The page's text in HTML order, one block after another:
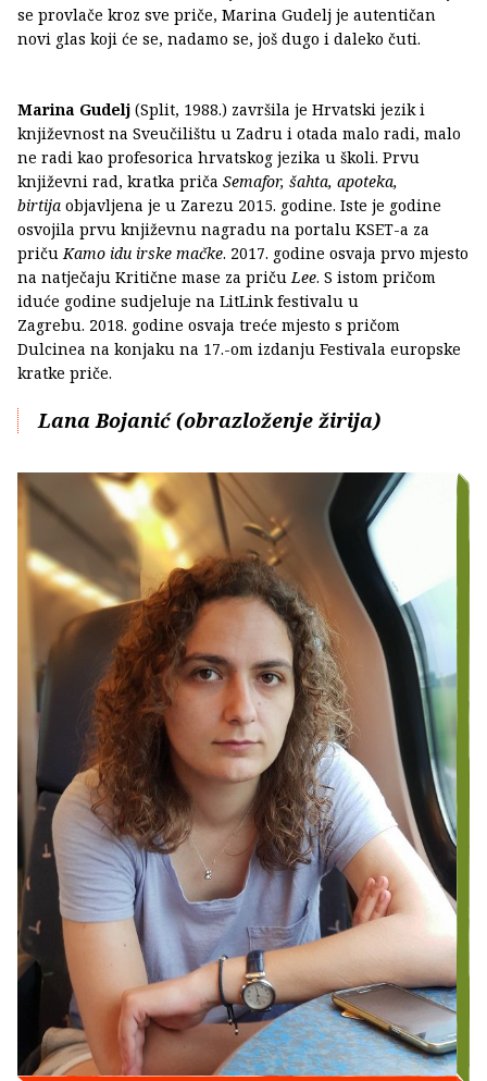
se provlače kroz sve priče, Marina Gudelj je autentičan
novi glas koji će se, nadamo se, još dugo i daleko čuti.
Marina Gudelj (Split, 1988.) završila je Hrvatski jezik i
književnost na Sveučilištu u Zadru i otada malo radi, malo
ne radi kao profesorica hrvatskog jezika u školi. Prvu
književni rad, kratka priča Semafor, šahta, apoteka,
birtija objavljena je u Zarezu 2015. godine. Iste je godine
osvojila prvu književnu nagradu na portalu KSET-a za
priču Kamo idu irske mačke. 2017. godine osvaja prvo mjesto
na natječaju Kritične mase za priču Lee. S istom pričom
iduće godine sudjeluje na LitLink festivalu u
Zagrebu. 2018. godine osvaja treće mjesto s pričom
Dulcinea na konjaku na 17.-om izdanju Festivala europske
kratke priče.
Lana Bojanić (obrazloženje žirija)